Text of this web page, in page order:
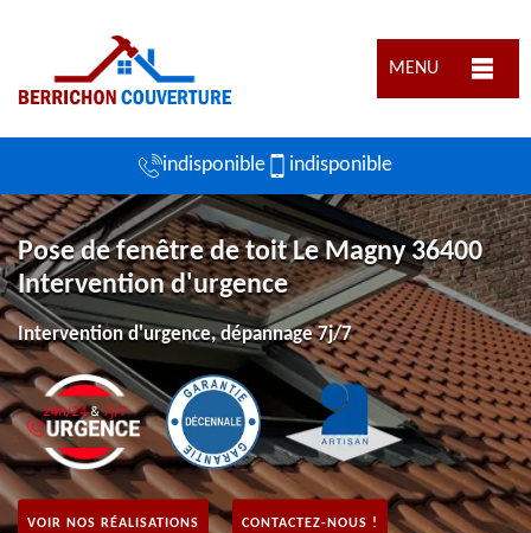
MENU
indisponible indisponible
Pose de fenêtre de toit Le Magny 36400
Intervention d'urgence
Intervention d'urgence, dépannage 7j/7
VOIR NOS RÉALISATIONS CONTACTEZ-NOUS !